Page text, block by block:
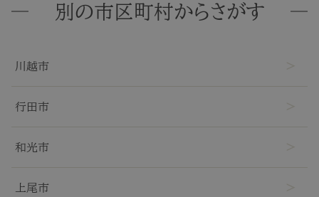
別の市区町村からさがす
川越市
行田市
和光市
上尾市